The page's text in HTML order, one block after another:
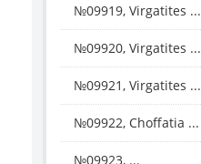
№09919, Virgatites ...
№09920, Virgatites ...
№09921, Virgatites ...
№09922, Choffatia ...
№09923, ...